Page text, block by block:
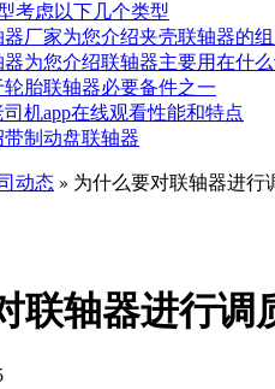
考虑以下几个类型
器厂家为您介绍夹壳联轴器的
器为您介绍联轴器主要用在什
轮胎联轴器必要备件之一
机app在线观看性能和特点
带制动盘联轴器
动态 » 为什么要对联轴器进行调
轴器进行调质